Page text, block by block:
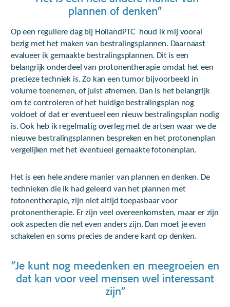
plannen of denken”
Op een reguliere dag bij HollandPTC houd ik mij vooral
bezig met het maken van bestralingsplannen. Daarnaast
evalueer ik gemaakte bestralingsplannen. Dit is een
belangrijk onderdeel van protonentherapie omdat het een
precieze techniek is. Zo kan een tumor bijvoorbeeld in
volume toenemen, of juist afnemen. Dan is het belangrijk
om te controleren of het huidige bestralingsplan nog
voldoet of dat er eventueel een nieuw bestralingsplan nodig
is. Ook heb ik regelmatig overleg met de artsen waar we de
nieuwe bestralingsplannen bespreken en het protonenplan
vergelijken met het eventueel gemaakte fotonenplan.
Het is een hele andere manier van plannen en denken. De
technieken die ik had geleerd van het plannen met
fotonentherapie, zijn niet altijd toepasbaar voor
protonentherapie. Er zijn veel overeenkomsten, maar er zijn
ook aspecten die net even anders zijn. Dan moet je even
schakelen en soms precies de andere kant op denken.
”Je kunt nog meedenken en meegroeien en
dat kan voor veel mensen wel interessant
zijn”